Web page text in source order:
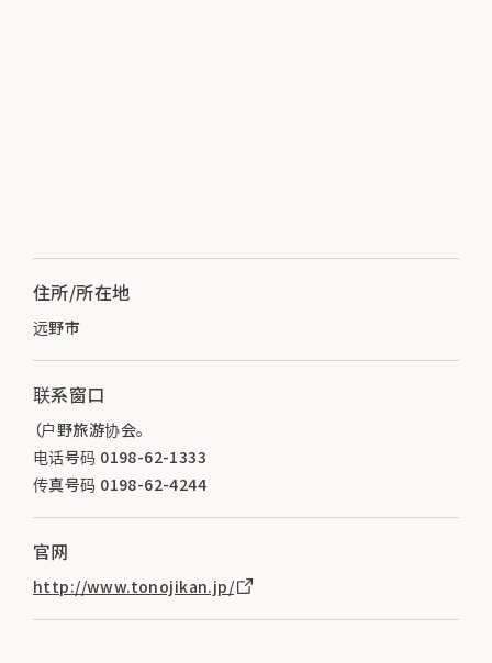
住所/所在地
远野市
联系窗口
（户野旅游协会。
电话号码 0198-62-1333
传真号码 0198-62-4244
官网
http://www.tonojikan.jp/